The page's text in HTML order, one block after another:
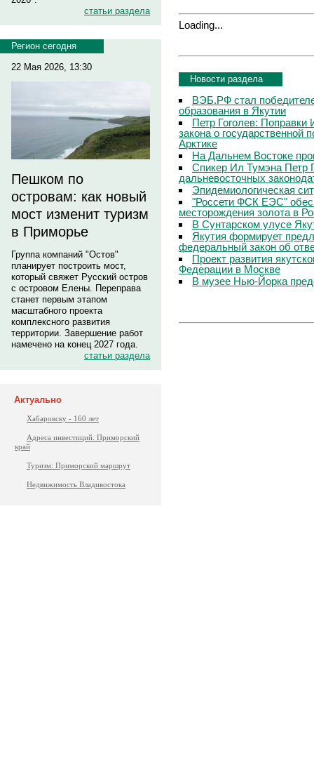
статьи раздела
Регион сегодня
22 Мая 2026, 13:30
Пешком по
островам: как новый
мост изменит туризм
в Приморье
Группа компаний "Остов"
планирует построить мост,
который свяжет Русский остров
с островом Елены. Переправа
станет первым этапом
масштабного проекта
комплексного развития
территории. Завершение работ
намечено на конец 2027 года.
статьи раздела
Актуально
Хабаровску - 160 лет
Адреса инвестиций. Приморский
край
Туризм: Приморский маршрут
Недвижимость Владивостока
Loading...
Новости раздела
ВЭБ.РФ стал
образования в Якутии
Петр Гоголев:
закона о государственной
Арктике
На Дальнем Востоке
Спикер Ил Тумэна Петр
дальневосточных
Эпидемиологическая
"Россети ФСК ЕЭС"
месторождения золота в
В Сунтарском улусе
Якутия формирует
федеральный закон об
Проект развития
Федерации в Москве
В музее Нью-Йорка